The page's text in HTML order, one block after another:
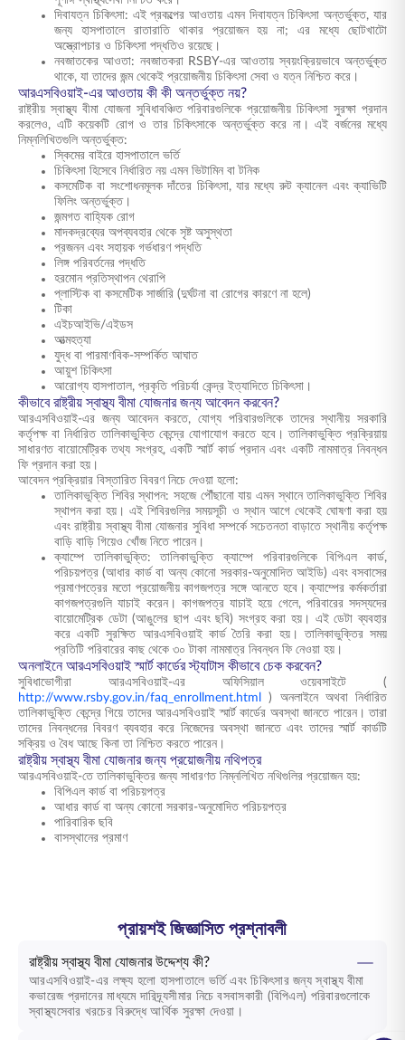
দিবাযত্ন চিকিৎসা: এই প্রকল্পের আওতায় এমন দিবাযত্ন চিকিৎসা অন্তর্ভুক্ত, যার
জন্য হাসপাতালে রাতারাতি থাকার প্রয়োজন হয় না; এর মধ্যে ছোটখাটো
অস্ত্রোপচার ও চিকিৎসা পদ্ধতিও রয়েছে।
নবজাতকের আওতা: নবজাতকরা RSBY-এর আওতায় স্বয়ংক্রিয়ভাবে অন্তর্ভুক্ত
থাকে, যা তাদের জন্ম থেকেই প্রয়োজনীয় চিকিৎসা সেবা ও যত্ন নিশ্চিত করে।
আরএসবিওয়াই-এর আওতায় কী কী অন্তর্ভুক্ত নয়?
রাষ্ট্রীয় স্বাস্থ্য বীমা যোজনা সুবিধাবঞ্চিত পরিবারগুলিকে প্রয়োজনীয় চিকিৎসা সুরক্ষা প্রদান
করলেও, এটি কয়েকটি রোগ ও তার চিকিৎসাকে অন্তর্ভুক্ত করে না। এই বর্জনের মধ্যে
নিম্নলিখিতগুলি অন্তর্ভুক্ত:
স্কিমের বাইরে হাসপাতালে ভর্তি
চিকিৎসা হিসেবে নির্ধারিত নয় এমন ভিটামিন বা টনিক
কসমেটিক বা সংশোধনমূলক দাঁতের চিকিৎসা, যার মধ্যে রুট ক্যানেল এবং ক্যাভিটি
ফিলিং অন্তর্ভুক্ত।
জন্মগত বাহ্যিক রোগ
মাদকদ্রব্যের অপব্যবহার থেকে সৃষ্ট অসুস্থতা
প্রজনন এবং সহায়ক গর্ভধারণ পদ্ধতি
লিঙ্গ পরিবর্তনের পদ্ধতি
হরমোন প্রতিস্থাপন থেরাপি
প্লাস্টিক বা কসমেটিক সার্জারি (দুর্ঘটনা বা রোগের কারণে না হলে)
টিকা
এইচআইভি/এইডস
আত্মহত্যা
যুদ্ধ বা পারমাণবিক-সম্পর্কিত আঘাত
আয়ুশ চিকিৎসা
আরোগ্য হাসপাতাল, প্রকৃতি পরিচর্যা কেন্দ্র ইত্যাদিতে চিকিৎসা।
কীভাবে রাষ্ট্রীয় স্বাস্থ্য বীমা যোজনার জন্য আবেদন করবেন?
আরএসবিওয়াই-এর জন্য আবেদন করতে, যোগ্য পরিবারগুলিকে তাদের স্থানীয় সরকারি
কর্তৃপক্ষ বা নির্ধারিত তালিকাভুক্তি কেন্দ্রে যোগাযোগ করতে হবে। তালিকাভুক্তি প্রক্রিয়ায়
সাধারণত বায়োমেট্রিক তথ্য সংগ্রহ, একটি স্মার্ট কার্ড প্রদান এবং একটি নামমাত্র নিবন্ধন
ফি প্রদান করা হয়।
আবেদন প্রক্রিয়ার বিস্তারিত বিবরণ নিচে দেওয়া হলো:
তালিকাভুক্তি শিবির স্থাপন: সহজে পৌঁছানো যায় এমন স্থানে তালিকাভুক্তি শিবির
স্থাপন করা হয়। এই শিবিরগুলির সময়সূচী ও স্থান আগে থেকেই ঘোষণা করা হয়
এবং রাষ্ট্রীয় স্বাস্থ্য বীমা যোজনার সুবিধা সম্পর্কে সচেতনতা বাড়াতে স্থানীয় কর্তৃপক্ষ
বাড়ি বাড়ি গিয়েও খোঁজ নিতে পারেন।
ক্যাম্পে তালিকাভুক্তি: তালিকাভুক্তি ক্যাম্পে পরিবারগুলিকে বিপিএল কার্ড,
পরিচয়পত্র (আধার কার্ড বা অন্য কোনো সরকার-অনুমোদিত আইডি) এবং বসবাসের
প্রমাণপত্রের মতো প্রয়োজনীয় কাগজপত্র সঙ্গে আনতে হবে। ক্যাম্পের কর্মকর্তারা
কাগজপত্রগুলি যাচাই করেন। কাগজপত্র যাচাই হয়ে গেলে, পরিবারের সদস্যদের
বায়োমেট্রিক ডেটা (আঙুলের ছাপ এবং ছবি) সংগ্রহ করা হয়। এই ডেটা ব্যবহার
করে একটি সুরক্ষিত আরএসবিওয়াই কার্ড তৈরি করা হয়। তালিকাভুক্তির সময়
প্রতিটি পরিবারের কাছ থেকে ৩০ টাকা নামমাত্র নিবন্ধন ফি নেওয়া হয়।
অনলাইনে আরএসবিওয়াই স্মার্ট কার্ডের স্ট্যাটাস কীভাবে চেক করবেন?
সুবিধাভোগীরা আরএসবিওয়াই-এর অফিসিয়াল ওয়েবসাইটে (
http://www.rsby.gov.in/faq_enrollment.html
) অনলাইনে অথবা নির্ধারিত
তালিকাভুক্তি কেন্দ্রে গিয়ে তাদের আরএসবিওয়াই স্মার্ট কার্ডের অবস্থা জানতে পারেন। তারা
তাদের নিবন্ধনের বিবরণ ব্যবহার করে নিজেদের অবস্থা জানতে এবং তাদের স্মার্ট কার্ডটি
সক্রিয় ও বৈধ আছে কিনা তা নিশ্চিত করতে পারেন।
রাষ্ট্রীয় স্বাস্থ্য বীমা যোজনার জন্য প্রয়োজনীয় নথিপত্র
আরএসবিওয়াই-তে তালিকাভুক্তির জন্য সাধারণত নিম্নলিখিত নথিগুলির প্রয়োজন হয়:
বিপিএল কার্ড বা পরিচয়পত্র
আধার কার্ড বা অন্য কোনো সরকার-অনুমোদিত পরিচয়পত্র
পারিবারিক ছবি
বাসস্থানের প্রমাণ
প্রায়শই জিজ্ঞাসিত প্রশ্নাবলী
রাষ্ট্রীয় স্বাস্থ্য বীমা যোজনার উদ্দেশ্য কী?
আরএসবিওয়াই-এর লক্ষ্য হলো হাসপাতালে ভর্তি এবং চিকিৎসার জন্য স্বাস্থ্য বীমা
কভারেজ প্রদানের মাধ্যমে দারিদ্র্যসীমার নিচে বসবাসকারী (বিপিএল) পরিবারগুলোকে
স্বাস্থ্যসেবার খরচের বিরুদ্ধে আর্থিক সুরক্ষা দেওয়া।